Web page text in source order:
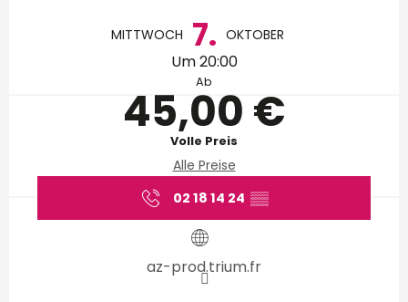
Öffnungszeiten &
MITTWOCH 7. OKTOBER
Um 20:00
Ab
45,00 €
Volle Preis
Alle Preise
02 18 14 24 ▒▒
az-prod.trium.fr